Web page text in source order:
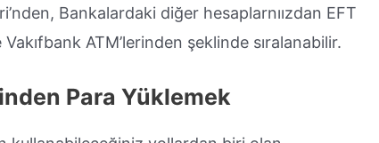
Bankalardaki diğer hesaplarnıızdan EFT
ATM’lerinden şeklinde sıralanabilir.
Para Yüklemek